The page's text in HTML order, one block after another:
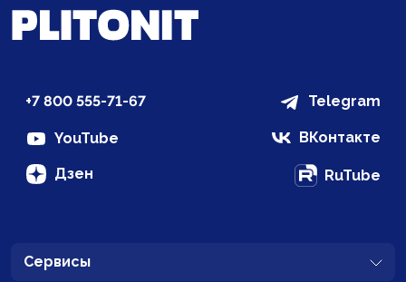
+7 800 555-71-67 Telegram
YouTube ВКонтакте
Дзен RuTube
Сервисы